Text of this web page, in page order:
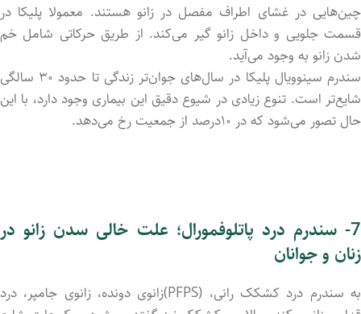
چین‌هایی در غشای اطراف مفصل در زانو هستند. معمولا پلیکا در
قسمت جلویی و داخل زانو گیر می‌کند. از طریق حرکاتی شامل خم
شدن زانو به وجود می‌آید.
سندرم سینوویال پلیکا در سال‌های جوان‌تر زندگی تا حدود ۳۰ سالگی
شایع‌تر است. تنوع زیادی در شیوع دقیق این بیماری وجود دارد، با این
حال تصور می‌شود که در ۱۰درصد از جمعیت رخ می‌دهد.
7- سندرم درد پاتلوفمورال ؛ علت خالی سدن زانو در
زنان و جوانان
به سندرم درد کشکک رانی، (PFPS)زانوی دونده، زانوی جامپر، درد